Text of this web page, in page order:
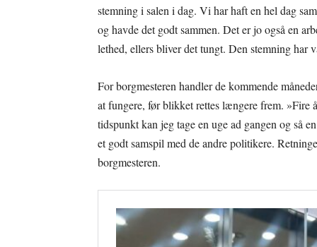
stemning i salen i dag. Vi har haft en hel dag
og havde det godt sammen. Det er jo også en
lethed, ellers bliver det tungt. Den stemning har
For borgmesteren handler de kommende
at fungere, før blikket rettes længere frem. »Fire
tidspunkt kan jeg tage en uge ad gangen og så
et godt samspil med de andre politikere.
borgmesteren.